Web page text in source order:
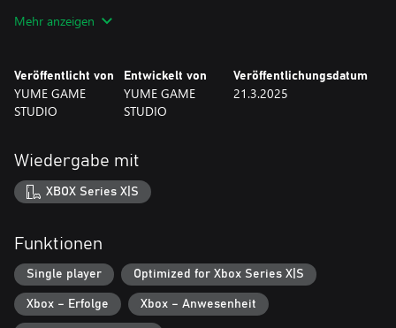
Mehr anzeigen
Veröffentlicht von
YUME GAME
STUDIO
Entwickelt von
YUME GAME
STUDIO
Veröffentlichungsdatum
21.3.2025
Wiedergabe mit
XBOX Series X|S
Funktionen
Single player Optimized for Xbox Series X|S
Xbox – Erfolge Xbox – Anwesenheit